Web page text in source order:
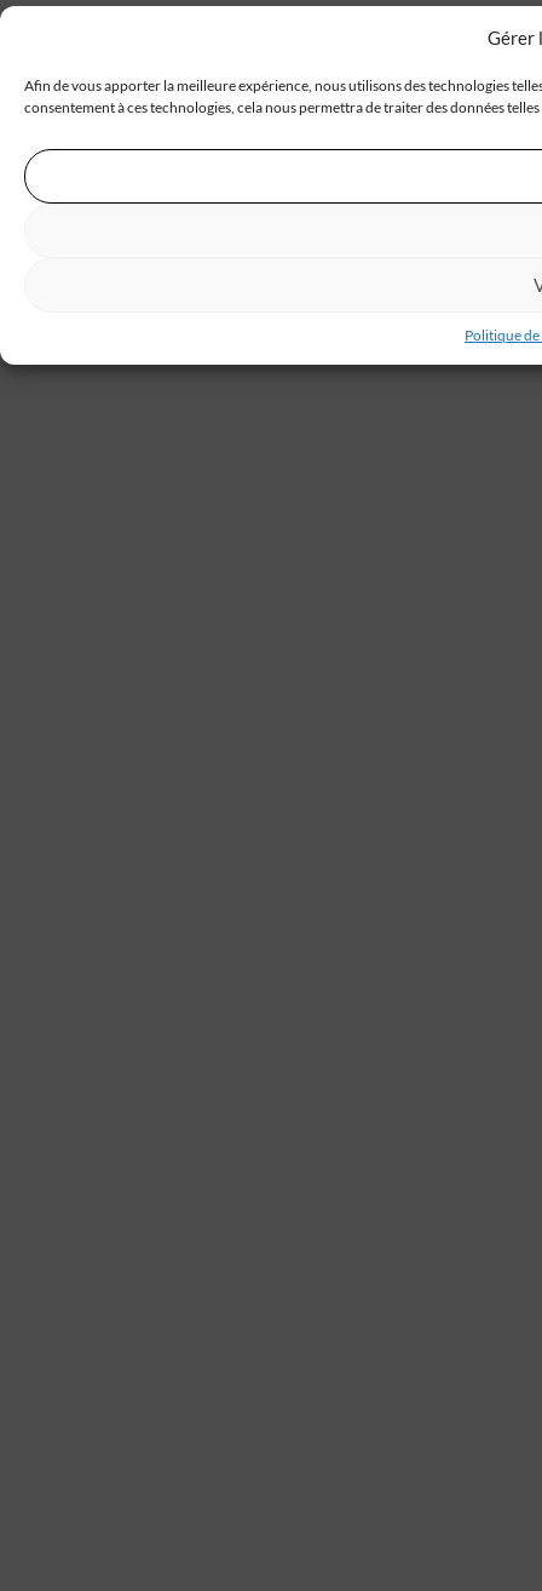
Gérer
Afin de vous apporter la meilleure expérience, nous utilisons des technologies
consentement à ces technologies, cela nous permettra de traiter des données
Politique